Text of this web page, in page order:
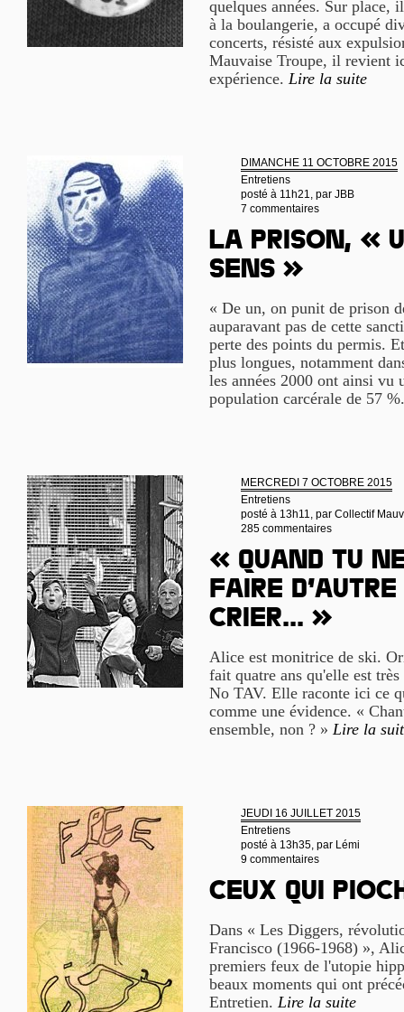
quelques années. Sur place,
à la boulangerie, a occupé
concerts, résisté aux
Mauvaise Troupe, il revient
expérience. Lire la suite
DIMANCHE 11 OCTOBRE 2015
Entretiens
posté à 11h21, par JBB
7 commentaires
La prison, «
sens »
« De un, on punit de prison
auparavant pas de cette
perte des points du permis.
plus longues, notamment
les années 2000 ont ainsi vu
population carcérale de 57
MERCREDI 7 OCTOBRE 2015
Entretiens
posté à 13h11, par Collectif
285 commentaires
« Quand tu
faire
crier... »
Alice est monitrice de ski.
fait quatre ans qu'elle est
No TAV. Elle raconte ici ce
comme une évidence. «
ensemble, non ? » Lire la
JEUDI 16 JUILLET 2015
Entretiens
posté à 13h35, par Lémi
9 commentaires
Ceux qui
Dans « Les Diggers,
Francisco (1966-1968) »,
premiers feux de l'utopie
beaux moments qui ont
Entretien. Lire la suite